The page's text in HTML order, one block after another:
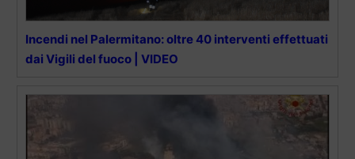
Incendi nel Palermitano: oltre 40 interventi effettuati
dai Vigili del fuoco | VIDEO